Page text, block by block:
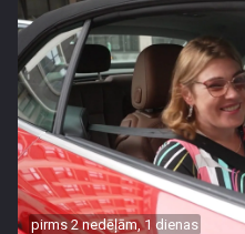
pirms 2 nedēļām, 1 dienas